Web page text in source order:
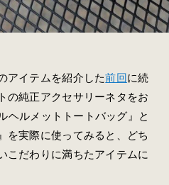
アイテムを紹介した前回に続
の純正アクセサリーネタをお
ルメットトートバッグ』と
を実際に使ってみると、どち
こだわりに満ちたアイテムに